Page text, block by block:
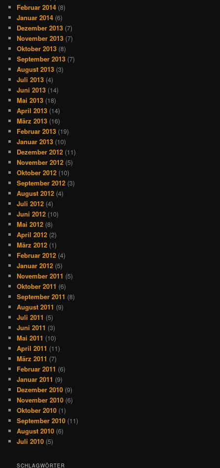
Februar 2014 (8)
Januar 2014 (6)
Dezember 2013 (7)
November 2013 (7)
Oktober 2013 (8)
September 2013 (7)
August 2013 (3)
Juli 2013 (4)
Juni 2013 (14)
Mai 2013 (18)
April 2013 (14)
März 2013 (16)
Februar 2013 (19)
Januar 2013 (10)
Dezember 2012 (11)
November 2012 (5)
Oktober 2012 (10)
September 2012 (3)
August 2012 (4)
Juli 2012 (4)
Juni 2012 (10)
Mai 2012 (8)
April 2012 (2)
März 2012 (1)
Februar 2012 (4)
Januar 2012 (5)
November 2011 (5)
Oktober 2011 (6)
September 2011 (8)
August 2011 (9)
Juli 2011 (5)
Juni 2011 (3)
Mai 2011 (10)
April 2011 (11)
März 2011 (7)
Februar 2011 (6)
Januar 2011 (9)
Dezember 2010 (9)
November 2010 (6)
Oktober 2010 (1)
September 2010 (11)
August 2010 (6)
Juli 2010 (5)
SCHLAGWÖRTER